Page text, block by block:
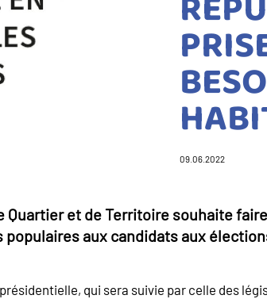
09.06.2022
Quartier et de Territoire souhaite
aux candidats aux
qui sera suivie par celle des